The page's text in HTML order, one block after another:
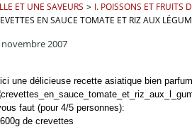
ET UNE SAVEURS > I. POISSONS ET FRUITS
EN SAUCE TOMATE ET RIZ AUX
novembre 2007
une délicieuse recette asiatique bien
faut (pour 4/5 personnes):
600g de crevettes